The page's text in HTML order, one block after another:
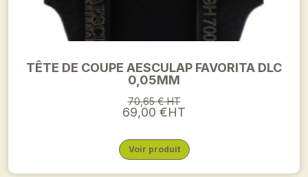
TÊTE DE COUPE AESCULAP FAVORITA DLC
0,05MM
70,65 € HT
69,00 €HT
Voir produit